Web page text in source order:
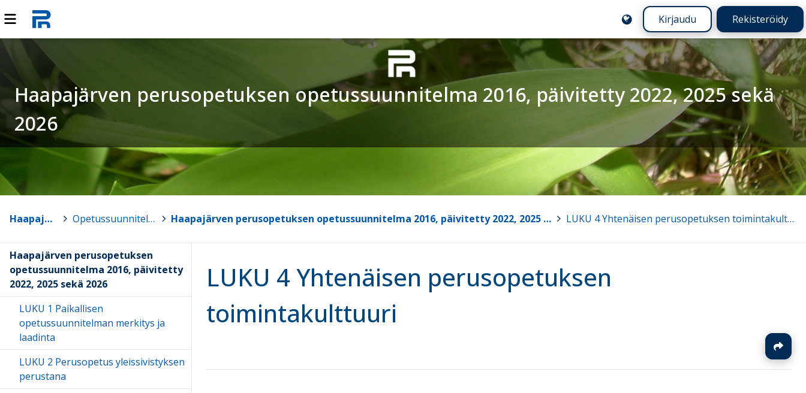
Kirjaudu Rekisteröidy
Haapajärven perusopetuksen opetussuunnitelma 2016, päivitetty 2022, 2025 sekä
2026
Haapajärvi Opetussuunnitelmat > Haapajärven perusopetuksen opetussuunnitelma 2016, päivitetty 2022, 2025 sekä 2026 > LUKU 4 Yhtenäisen perusopetuksen toimintakulttuuri
LUKU 4 Yhtenäisen perusopetuksen
toimintakulttuuri
Haapajärven perusopetuksen
opetussuunnitelma 2016, päivitetty
2022, 2025 sekä 2026
LUKU 1 Paikallisen
opetussuunnitelman merkitys ja
laadinta
LUKU 2 Perusopetus yleissivistyksen
perustana